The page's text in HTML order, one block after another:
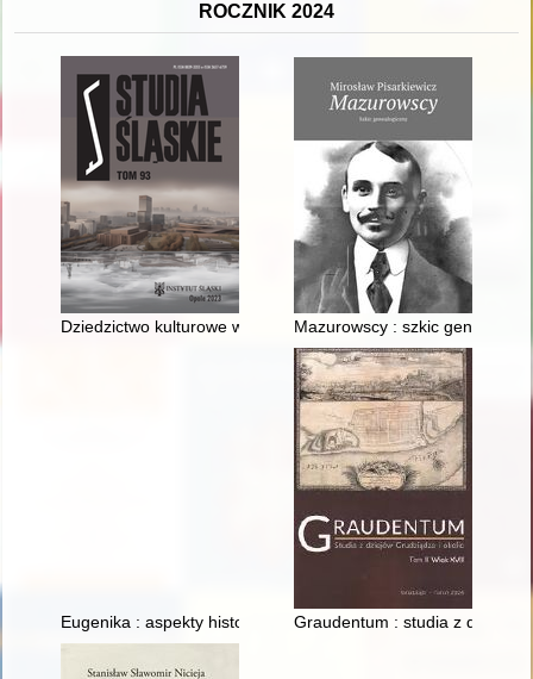
ROCZNIK 2024
Dziedzictwo kulturowe w procesie rozwoju kapitału
Mazurowscy : szkic
Eugenika : aspekty historyczne, biologiczne i edukacyjne
Graudentum : studia z dziejów